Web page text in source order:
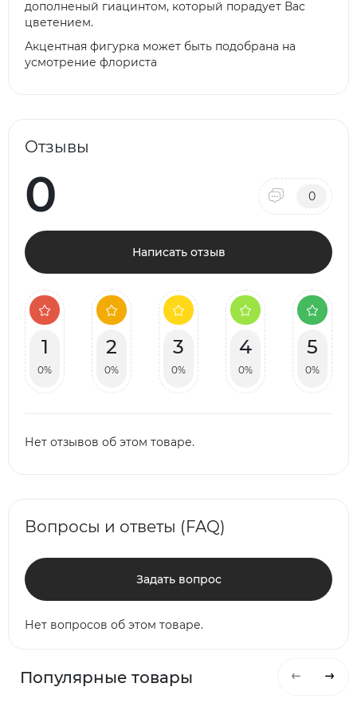
дополненый гиацинтом, который порадует Вас
цветением.
Акцентная фигурка может быть подобрана на
усмотрение флориста
Отзывы
0 0
Написать отзыв
1
0%
2
0%
3
0%
4
0%
5
0%
Нет отзывов об этом товаре.
Вопросы и ответы (FAQ)
Задать вопрос
Нет вопросов об этом товаре.
Популярные товары